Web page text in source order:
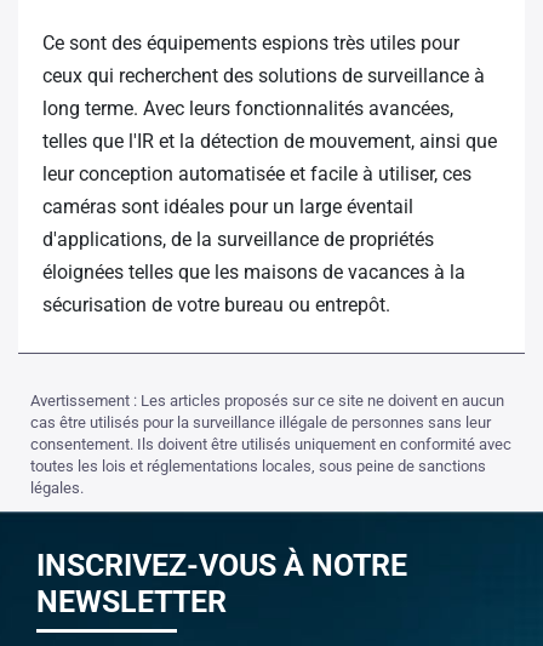
Ce sont des équipements espions très utiles pour
ceux qui recherchent des solutions de surveillance à
long terme. Avec leurs fonctionnalités avancées,
telles que l'IR et la détection de mouvement, ainsi que
leur conception automatisée et facile à utiliser, ces
caméras sont idéales pour un large éventail
d'applications, de la surveillance de propriétés
éloignées telles que les maisons de vacances à la
sécurisation de votre bureau ou entrepôt.
Avertissement : Les articles proposés sur ce site ne doivent en aucun
cas être utilisés pour la surveillance illégale de personnes sans leur
consentement. Ils doivent être utilisés uniquement en conformité avec
toutes les lois et réglementations locales, sous peine de sanctions
légales.
INSCRIVEZ-VOUS À NOTRE
NEWSLETTER